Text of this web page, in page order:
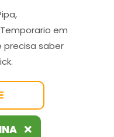
em
precisa saber